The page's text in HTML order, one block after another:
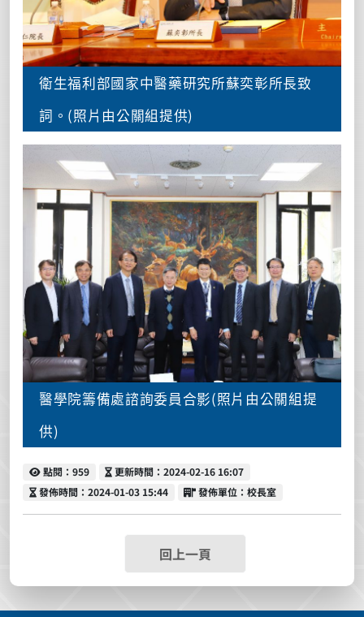
衛生福利部國家中醫藥研究所蘇奕彰所長致
詞。(照片由公關組提供)
醫學院籌備處諮詢委員合影(照片由公關組提
供)
點閱
點閱：959 更新時間
更新時間：2024-02-16 16:07
發佈時間
發佈時間：2024-01-03 15:44 發佈單位
發佈單位：校長室
回上一頁